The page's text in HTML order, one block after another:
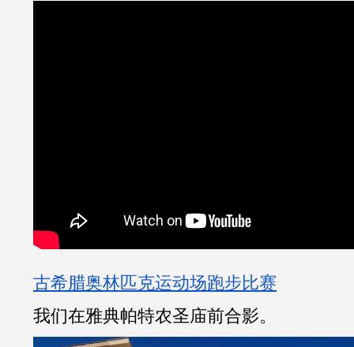
古希腊奥林匹克运动场跑步比赛
我们在雅典帕特农圣庙前合影。